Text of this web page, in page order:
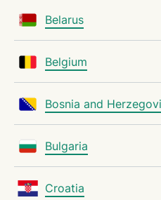
Belarus
Belgium
Bosnia and
Bulgaria
Croatia